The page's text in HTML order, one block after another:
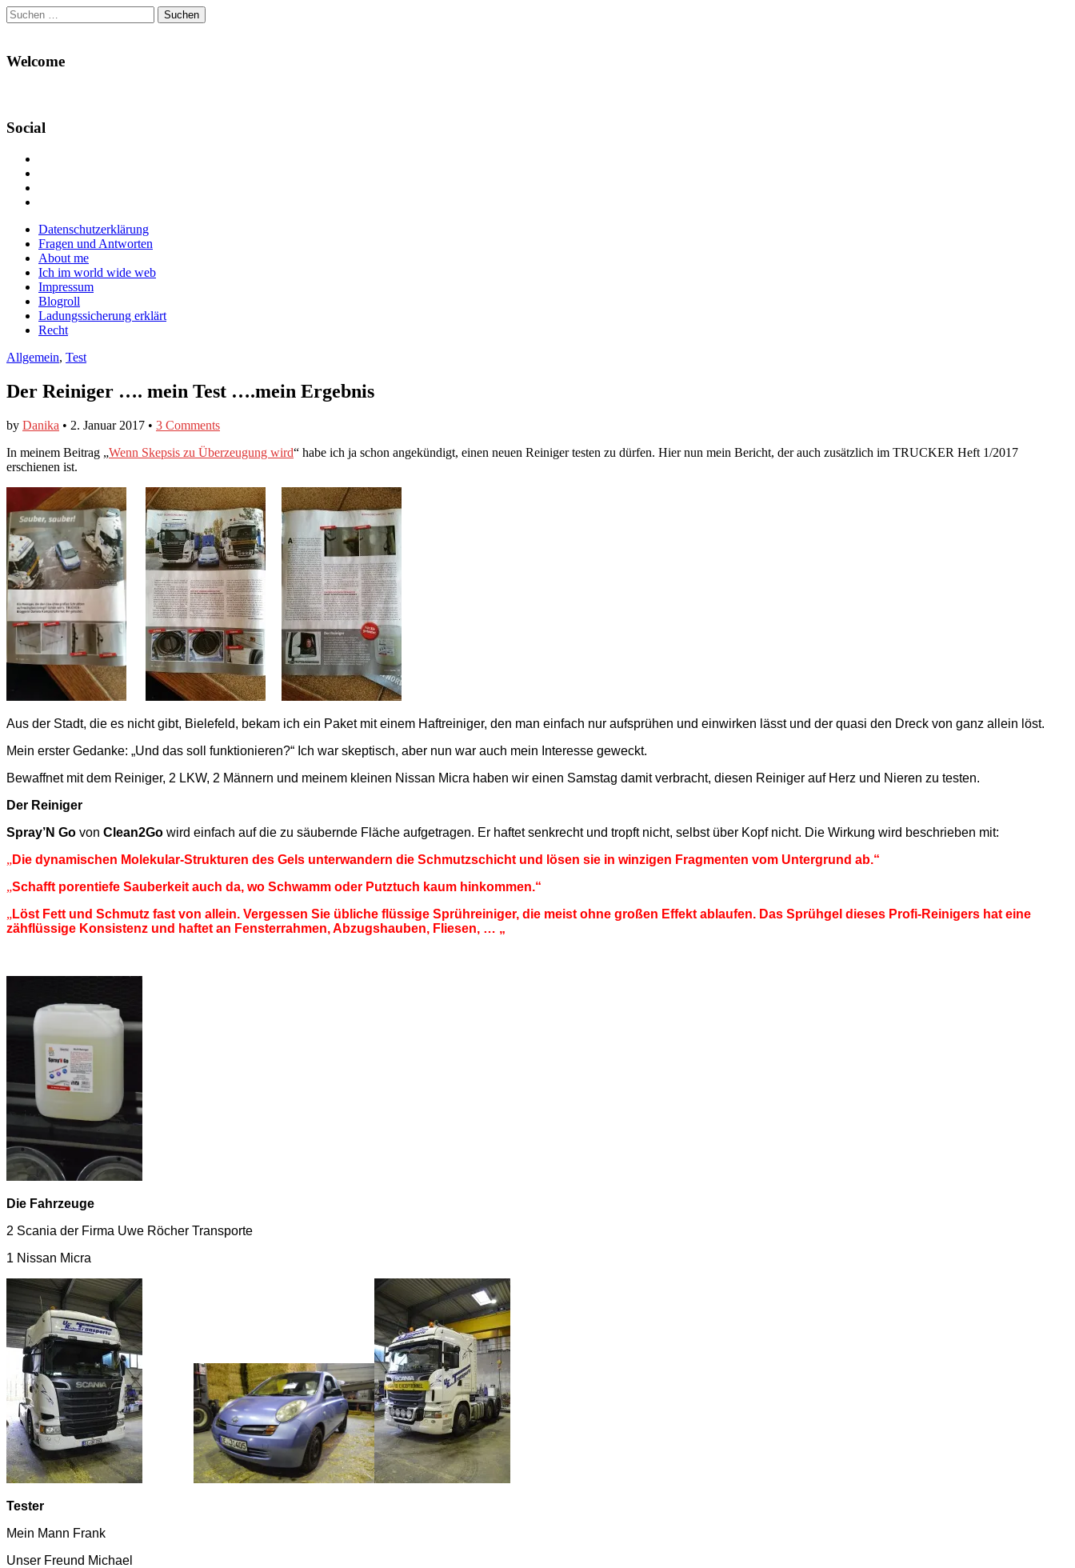
Suchen
nach:
Welcome
Social
Facebook
anzeigen
Twitter
anzeigen
auf
Instagram
anzeigen
Main
menu
Skip
content
Datenschutzerklärung
Fragen und Antworten
About me
Ich im world wide web
Impressum
Blogroll
Ladungssicherung erklärt
Recht
Allgemein, Test
Der Reiniger …. mein Test ….mein Ergebnis
by Danika • 2. Januar 2017 • 3 Comments
In meinem Beitrag „Wenn Skepsis zu Überzeugung wird“ habe ich ja schon angekündigt, einen neuen Reiniger testen zu dürfen. Hier nun mein Bericht, der auch zusätzlich im TRUCKER Heft 1/2017
erschienen ist.
Aus der Stadt, die es nicht gibt, Bielefeld, bekam ich ein Paket mit einem Haftreiniger, den man einfach nur aufsprühen und einwirken lässt und der quasi den Dreck von ganz allein löst.
Mein erster Gedanke: „Und das soll funktionieren?“ Ich war skeptisch, aber nun war auch mein Interesse geweckt.
Bewaffnet mit dem Reiniger, 2 LKW, 2 Männern und meinem kleinen Nissan Micra haben wir einen Samstag damit verbracht, diesen Reiniger auf Herz und Nieren zu testen.
Der Reiniger
Spray’N Go von Clean2Go wird einfach auf die zu säubernde Fläche aufgetragen. Er haftet senkrecht und tropft nicht, selbst über Kopf nicht. Die Wirkung wird beschrieben mit:
„Die dynamischen Molekular-Strukturen des Gels unterwandern die Schmutzschicht und lösen sie in winzigen Fragmenten vom Untergrund ab.“
„Schafft porentiefe Sauberkeit auch da, wo Schwamm oder Putztuch kaum hinkommen.“
„Löst Fett und Schmutz fast von allein. Vergessen Sie übliche flüssige Sprühreiniger, die meist ohne großen Effekt ablaufen. Das Sprühgel dieses Profi-Reinigers hat eine
zähflüssige Konsistenz und haftet an Fensterrahmen, Abzugshauben, Fliesen, … „
Die Fahrzeuge
2 Scania der Firma Uwe Röcher Transporte
1 Nissan Micra
Tester
Mein Mann Frank
Unser Freund Michael